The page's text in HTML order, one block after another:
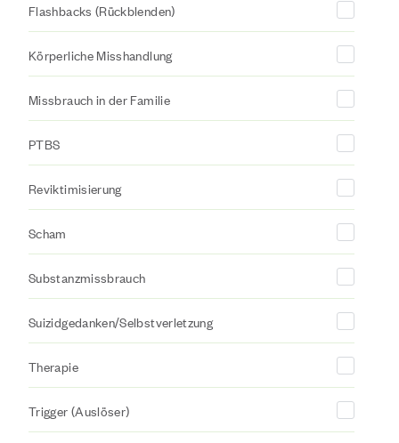
Flashbacks (Rückblenden)
Körperliche Misshandlung
Missbrauch in der Familie
PTBS
Reviktimisierung
Scham
Substanzmissbrauch
Suizidgedanken/Selbstverletzung
Therapie
Trigger (Auslöser)